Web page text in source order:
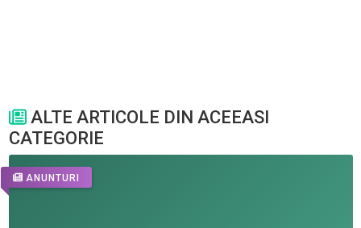
ALTE ARTICOLE DIN ACEEASI
CATEGORIE
ANUNTURI